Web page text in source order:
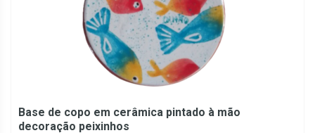
Base de copo em cerâmica pintado à mão
decoração peixinhos